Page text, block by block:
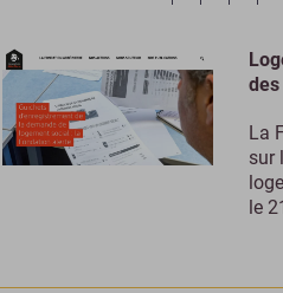
La
sur
le